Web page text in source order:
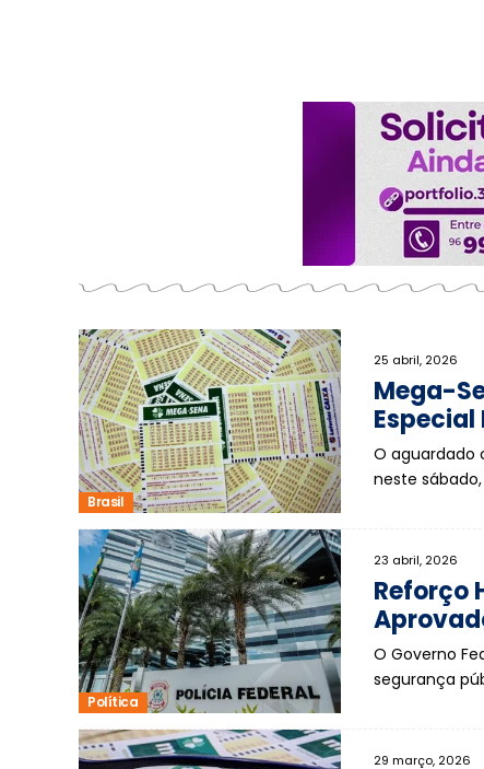
Brasil
25 abril, 2026
Mega-
Especial
O aguardado
neste
Política
23 abril, 2026
Reforço
O Governo
segurança
29 março, 2026